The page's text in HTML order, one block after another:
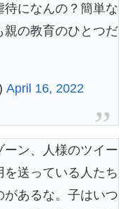
になんの？簡単な
親の教育のひとつだ
April 16, 2022
ーン、人様のツイー
を送っている人たち
あるな。子はいつ